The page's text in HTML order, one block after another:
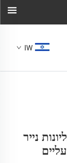
IW
נייר